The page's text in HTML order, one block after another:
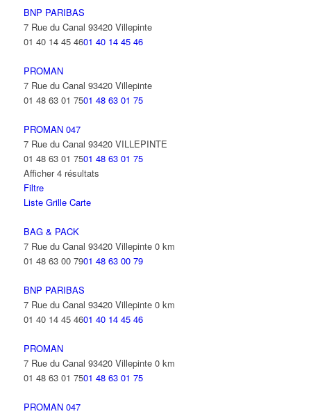
BNP PARIBAS
7 Rue du Canal 93420 Villepinte
01 40 14 45 4601 40 14 45 46
PROMAN
7 Rue du Canal 93420 Villepinte
01 48 63 01 7501 48 63 01 75
PROMAN 047
7 Rue du Canal 93420 VILLEPINTE
01 48 63 01 7501 48 63 01 75
Afficher 4 résultats
Filtre
Liste Grille Carte
BAG & PACK
7 Rue du Canal 93420 Villepinte 0 km
01 48 63 00 7901 48 63 00 79
BNP PARIBAS
7 Rue du Canal 93420 Villepinte 0 km
01 40 14 45 4601 40 14 45 46
PROMAN
7 Rue du Canal 93420 Villepinte 0 km
01 48 63 01 7501 48 63 01 75
PROMAN 047